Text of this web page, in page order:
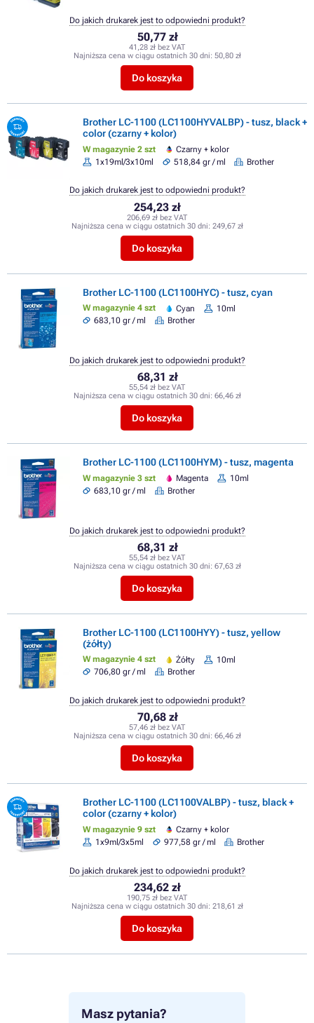
Masz pytania?
50,77 zł
41,28 zł bez VAT
Najniższa cena w ciągu ostatnich 30 dni: 50,80 zł
Do koszyka
Do jakich drukarek jest to odpowiedni produkt?
Brother LC-1100 (LC1100HYVALBP) - tusz, black +
color (czarny + kolor)
W magazynie 2 szt
Czarny + kolor
1x19ml/3x10ml
518,84 gr / ml Brother
254,23 zł
206,69 zł bez VAT
Najniższa cena w ciągu ostatnich 30 dni: 249,67 zł
Do koszyka
Do jakich drukarek jest to odpowiedni produkt?
Brother LC-1100 (LC1100HYC) - tusz, cyan
W magazynie 4 szt Cyan
10ml
683,10 gr / ml
Brother
68,31 zł
55,54 zł bez VAT
Najniższa cena w ciągu ostatnich 30 dni: 66,46 zł
Do koszyka
Do jakich drukarek jest to odpowiedni produkt?
Brother LC-1100 (LC1100HYM) - tusz, magenta
W magazynie 3 szt Magenta
10ml
683,10 gr / ml
Brother
68,31 zł
55,54 zł bez VAT
Najniższa cena w ciągu ostatnich 30 dni: 67,63 zł
Do koszyka
Do jakich drukarek jest to odpowiedni produkt?
Brother LC-1100 (LC1100HYY) - tusz, yellow
(żółty)
W magazynie 4 szt Żółty
10ml
706,80 gr / ml
Brother
70,68 zł
57,46 zł bez VAT
Najniższa cena w ciągu ostatnich 30 dni: 66,46 zł
Do koszyka
Do jakich drukarek jest to odpowiedni produkt?
Brother LC-1100 (LC1100VALBP) - tusz, black +
color (czarny + kolor)
W magazynie 9 szt
Czarny + kolor
1x9ml/3x5ml
977,58 gr / ml Brother
234,62 zł
190,75 zł bez VAT
Najniższa cena w ciągu ostatnich 30 dni: 218,61 zł
Do koszyka
Do jakich drukarek jest to odpowiedni produkt?